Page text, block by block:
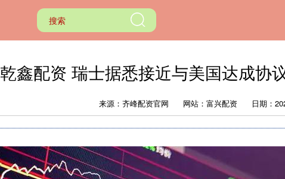
乾鑫配资 瑞士据悉接近与美国达成协
来源：齐峰配资官网 网站：富兴配资 日期：